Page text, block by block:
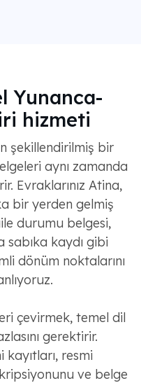
Yunanca-
hizmeti
şekillendirilmiş bir
aynı zamanda
Evraklarınız Atina,
bir yerden gelmiş
durumu belgesi,
kaydı gibi
dönüm noktalarını
çevirmek, temel dil
gerektirir.
resmi
ve belge